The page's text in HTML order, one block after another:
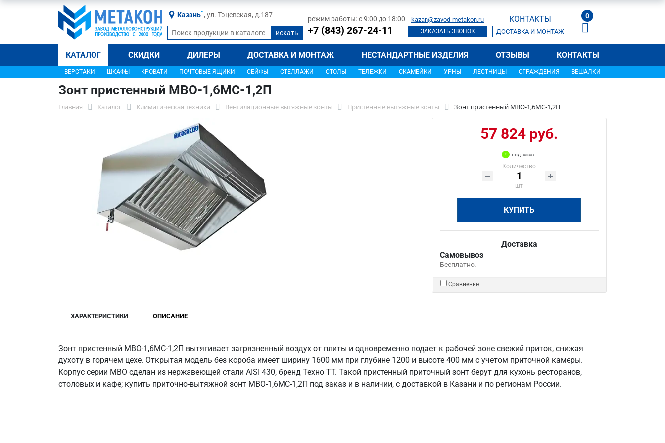
Казань , ул. Тэцевская, д.187 режим работы: с 9:00 до 18:00
+7 (843) 267-24-11
kazan@zavod-metakon.ru
ЗАКАЗАТЬ ЗВОНОК
КОНТАКТЫ
ДОСТАВКА И МОНТАЖ
0
КАТАЛОГ СКИДКИ ДИЛЕРЫ ДОСТАВКА И МОНТАЖ НЕСТАНДАРТНЫЕ ИЗДЕЛИЯ ОТЗЫВЫ КОНТАКТЫ
ВЕРСТАКИ ШКАФЫ КРОВАТИ ПОЧТОВЫЕ ЯЩИКИ СЕЙФЫ СТЕЛЛАЖИ СТОЛЫ ТЕЛЕЖКИ СКАМЕЙКИ УРНЫ ЛЕСТНИЦЫ ОГРАЖДЕНИЯ ВЕШАЛКИ
Зонт пристенный МВО-1,6МС-1,2П
Главная Каталог Климатическая техника Вентиляционные вытяжные зонты Пристенные вытяжные зонты Зонт пристенный МВО-1,6МС-1,2П
57 824 руб.
под заказ
Количество
шт
КУПИТЬ
Доставка
Самовывоз
Бесплатно.
Сравнение
ХАРАКТЕРИСТИКИ ОПИСАНИЕ
Зонт пристенный МВО-1,6МС-1,2П вытягивает загрязненный воздух от плиты и одновременно подает к рабочей зоне свежий приток, снижая
духоту в горячем цехе. Открытая модель без короба имеет ширину 1600 мм при глубине 1200 и высоте 400 мм с учетом приточной камеры.
Корпус серии МВО сделан из нержавеющей стали AISI 430, бренд Техно ТТ. Такой пристенный приточный зонт берут для кухонь ресторанов,
столовых и кафе; купить приточно-вытяжной зонт МВО-1,6МС-1,2П под заказ и в наличии, с доставкой в Казани и по регионам России.